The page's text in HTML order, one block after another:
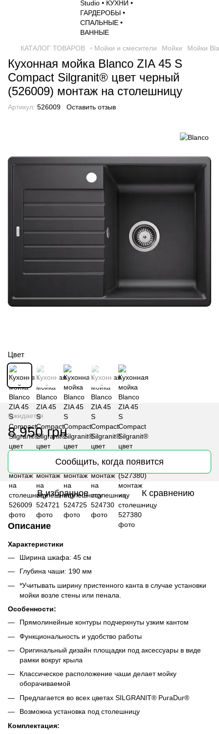
КАТАЛОГ ТОВАРОВ ◦ Мойки и смесители Мойки Мойки
Кухонная мойка Blanco ZIA 45 S
Compact Silgranit® цвет черный
(526009) монтаж на столешницу
Артикул: 526009 Оставить отзыв
Цвет
Ожидается
8 950 грн
Сообщить, когда появится
В избранное К сравнению
Описание
Характеристики
Ширина шкафа: 45 см
Глубина чаши: 190 мм
*Учитывать ширину пристенного канта в случае установки
мойки возле стены или пенала.
Особенности:
Прямолинейные контуры подчеркнуты узким кантом
Функциональность и удобство работы
Оригинальный дизайн площадки под аксессуары в виде
рамки вокруг крыла
Классическое расположение чаши делает мойку
оборачиваемой
Предлагается во всех цветах SILGRANIT® PuraDur®
Возможна установка под столешницу
Комплектация: